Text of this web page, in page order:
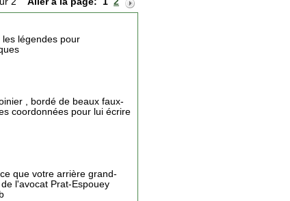
légendes pour
, bordé de beaux faux-
coordonnées pour lui écrire
que votre arrière grand-
l'avocat Prat-Espouey